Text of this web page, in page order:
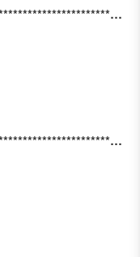
************************************************************
**************************************************************************************************